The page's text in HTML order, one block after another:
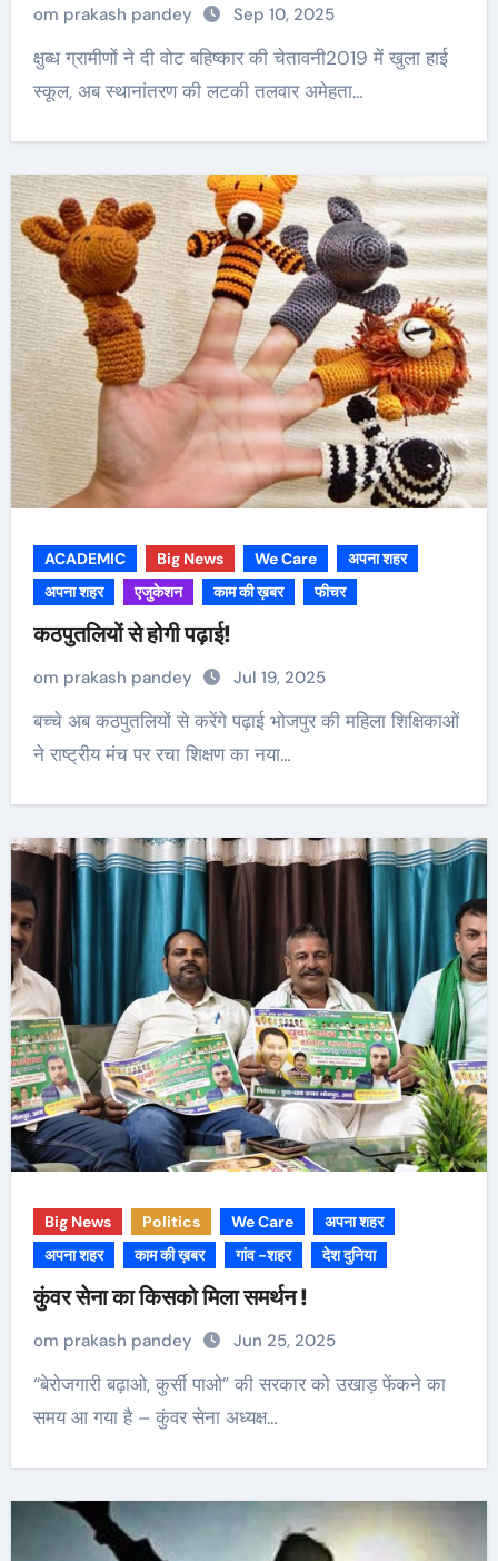
om prakash pandey Sep 10, 2025
क्षुब्ध ग्रामीणों ने दी वोट बहिष्कार की चेतावनी2019 में खुला हाई
स्कूल, अब स्थानांतरण की लटकी तलवार अमेहता…
ACADEMIC Big News We Care
अपना शहर
अपना शहर
एजुकेशन काम की ख़बर फीचर
कठपुतलियों से होगी पढ़ाई!
om prakash pandey Jul 19, 2025
बच्चे अब कठपुतलियों से करेंगे पढ़ाई भोजपुर की महिला शिक्षिकाओं
ने राष्ट्रीय मंच पर रचा शिक्षण का नया…
Big News Politics We Care
अपना शहर
अपना शहर
काम की ख़बर गांव -शहर देश दुनिया
कुंवर सेना का किसको मिला समर्थन !
om prakash pandey Jun 25, 2025
“बेरोजगारी बढ़ाओ, कुर्सी पाओ” की सरकार को उखाड़ फेंकने का
समय आ गया है – कुंवर सेना अध्यक्ष…